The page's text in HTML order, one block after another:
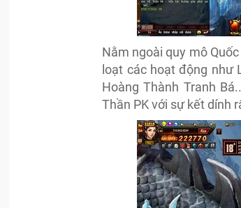
Nằm ngoài quy mô
loạt các hoạt động như
Hoàng Thành Tranh
Thần PK với sự kết dính